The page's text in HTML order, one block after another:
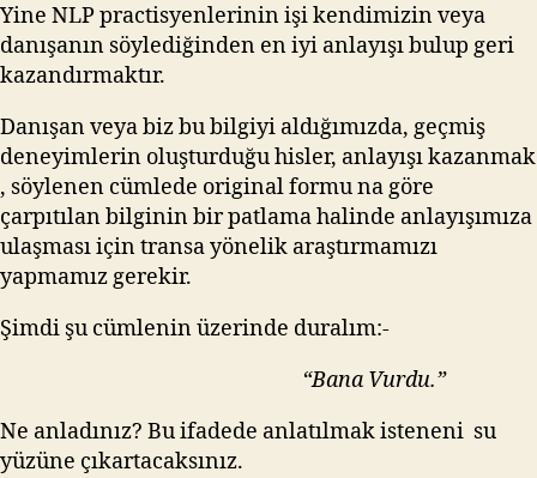
Yine NLP practisyenlerinin işi kendimizin veya
danışanın söylediğinden en iyi anlayışı bulup geri
kazandırmaktır.
Danışan veya biz bu bilgiyi aldığımızda, geçmiş
deneyimlerin oluşturduğu hisler, anlayışı kazanmak
, söylenen cümlede original formu na göre
çarpıtılan bilginin bir patlama halinde anlayışımıza
ulaşması için transa yönelik araştırmamızı
yapmamız gerekir.
Şimdi şu cümlenin üzerinde duralım:-
“Bana Vurdu.”
Ne anladınız? Bu ifadede anlatılmak isteneni su
yüzüne çıkartacaksınız.